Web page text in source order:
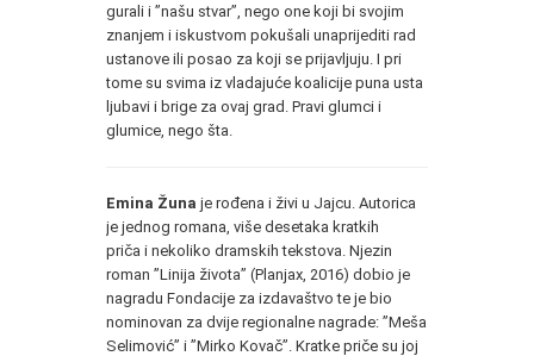
gurali i ”našu stvar”, nego one koji bi svojim
znanjem i iskustvom pokušali unaprijediti rad
ustanove ili posao za koji se prijavljuju. I pri
tome su svima iz vladajuće koalicije puna usta
ljubavi i brige za ovaj grad. Pravi glumci i
glumice, nego šta.
Emina Žuna je rođena i živi u Jajcu. Autorica
je jednog romana, više desetaka kratkih
priča i nekoliko dramskih tekstova. Njezin
roman ”Linija života” (Planjax, 2016) dobio je
nagradu Fondacije za izdavaštvo te je bio
nominovan za dvije regionalne nagrade: ”Meša
Selimović” i ”Mirko Kovač”. Kratke priče su joj